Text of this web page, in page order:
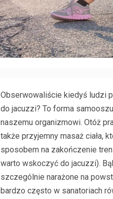
Obserwowaliście kiedyś ludzi
do jacuzzi? To forma
naszemu organizmowi. Otóż
także przyjemny masaż ciała,
sposobem na zakończenie
warto wskoczyć do jacuzzi).
szczególnie narażone na
bardzo często w sanatoriach